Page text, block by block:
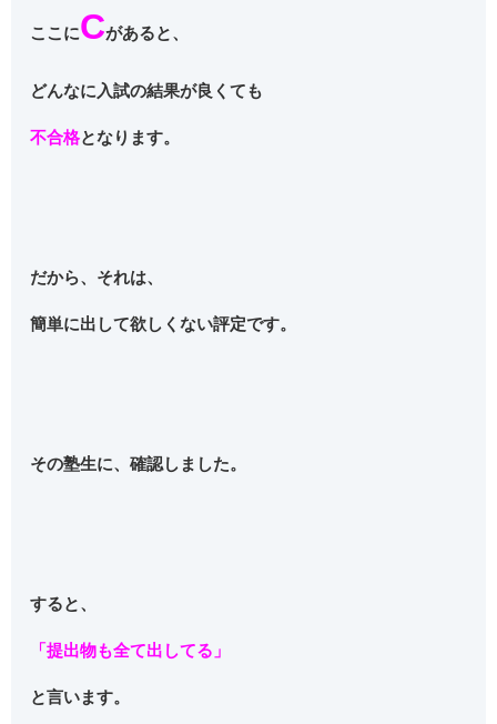
ここにCがあると、
どんなに入試の結果が良くても
不合格となります。
だから、それは、
簡単に出して欲しくない評定です。
その塾生に、確認しました。
すると、
「提出物も全て出してる」
と言います。